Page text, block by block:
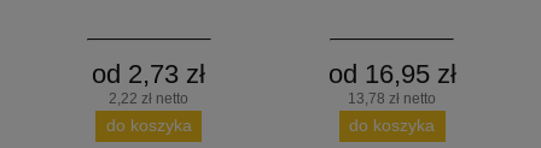
od 2,73 zł
2,22 zł netto
do koszyka
od 16,95 zł
13,78 zł netto
do koszyka